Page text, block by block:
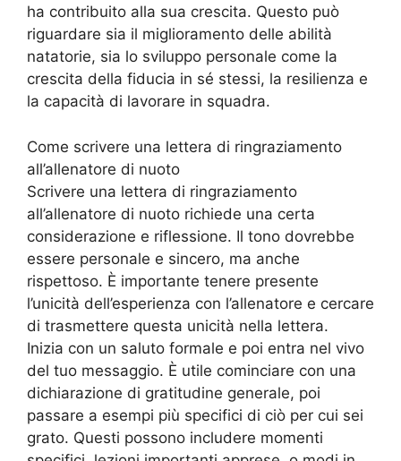
ha contribuito alla sua crescita. Questo può
riguardare sia il miglioramento delle abilità
natatorie, sia lo sviluppo personale come la
crescita della fiducia in sé stessi, la resilienza e
la capacità di lavorare in squadra.
Come scrivere una lettera di ringraziamento
all’allenatore di nuoto
Scrivere una lettera di ringraziamento
all’allenatore di nuoto richiede una certa
considerazione e riflessione. Il tono dovrebbe
essere personale e sincero, ma anche
rispettoso. È importante tenere presente
l’unicità dell’esperienza con l’allenatore e cercare
di trasmettere questa unicità nella lettera.
Inizia con un saluto formale e poi entra nel vivo
del tuo messaggio. È utile cominciare con una
dichiarazione di gratitudine generale, poi
passare a esempi più specifici di ciò per cui sei
grato. Questi possono includere momenti